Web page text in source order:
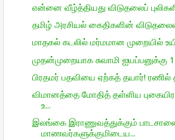
என்னை வீழ்த்தியது விடுதலைப்
தமிழ் அரசியல் கைதிகளின்
மாதகல் கடலில் மர்மமான முறையில்
முதன்முறையாக சுவாமி ஐயப்பனுக்கு
பிரதமர் பதவியை ஏற்கத் தயார்! ரணில்
விமானத்தை மோதித் தள்ளிய
உ...
இலங்கை இராணுவத்துக்கும்
மாணவர்களுக்குமிடைய...